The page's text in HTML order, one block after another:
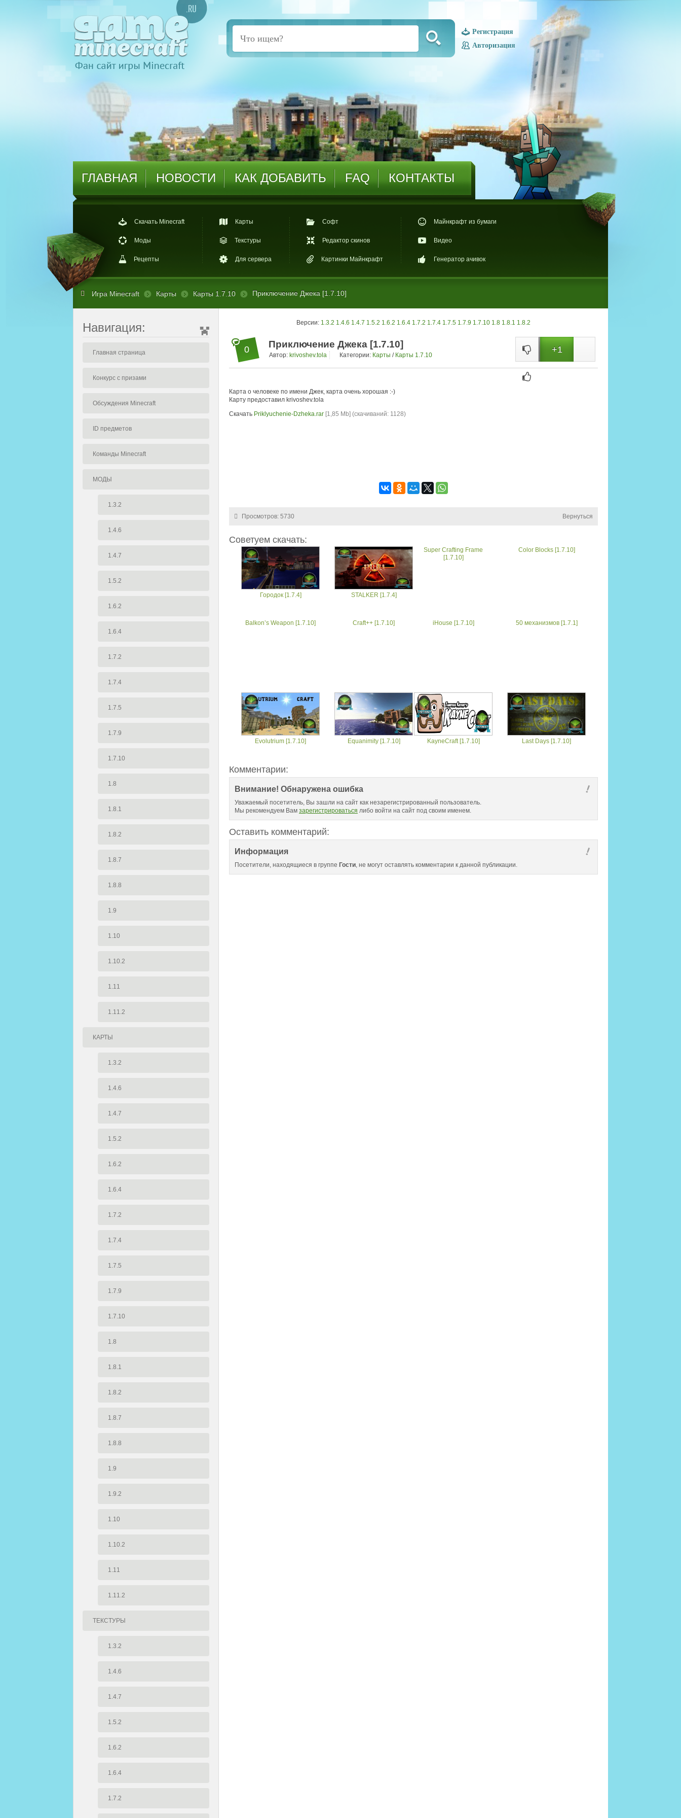
Регистрация
Авторизация
ГЛАВНАЯ НОВОСТИ КАК ДОБАВИТЬ FAQ КОНТАКТЫ
Скачать Minecraft
Моды
Рецепты
Карты
Текстуры
Для сервера
Софт
Редактор скинов
Картинки Майнкрафт
Майнкрафт из бумаги
Видео
Генератор ачивок
Игра Minecraft Карты Карты 1.7.10 Приключение Джека [1.7.10]
Навигация:
Главная страница
Конкурс с призами
Обсуждения Minecraft
ID предметов
Команды Minecraft
МОДЫ
1.3.2
1.4.6
1.4.7
1.5.2
1.6.2
1.6.4
1.7.2
1.7.4
1.7.5
1.7.9
1.7.10
1.8
1.8.1
1.8.2
1.8.7
1.8.8
1.9
1.10
1.10.2
1.11
1.11.2
КАРТЫ
1.3.2
1.4.6
1.4.7
1.5.2
1.6.2
1.6.4
1.7.2
1.7.4
1.7.5
1.7.9
1.7.10
1.8
1.8.1
1.8.2
1.8.7
1.8.8
1.9
1.9.2
1.10
1.10.2
1.11
1.11.2
ТЕКСТУРЫ
1.3.2
1.4.6
1.4.7
1.5.2
1.6.2
1.6.4
1.7.2
Версии: 1.3.2 1.4.6 1.4.7 1.5.2 1.6.2 1.6.4 1.7.2 1.7.4 1.7.5 1.7.9 1.7.10 1.8 1.8.1 1.8.2
0 Приключение Джека [1.7.10]
Автор: krivoshev.tola Категории: Карты / Карты 1.7.10
+1
Карта о человеке по имени Джек, карта очень хорошая :-)
Карту предоставил krivoshev.tola
Скачать Priklyuchenie-Dzheka.rar [1,85 Mb] (cкачиваний: 1128)
Просмотров: 5730 Вернуться
Советуем скачать:
Городок [1.7.4] STALKER [1.7.4]
Super Crafting Frame
[1.7.10]
Color Blocks [1.7.10]
Balkon’s Weapon [1.7.10] Craft++ [1.7.10] iHouse [1.7.10] 50 механизмов [1.7.1]
Evolutrium [1.7.10] Equanimity [1.7.10] KayneCraft [1.7.10] Last Days [1.7.10]
Комментарии:
Внимание! Обнаружена ошибка
Уважаемый посетитель, Вы зашли на сайт как незарегистрированный пользователь.
Мы рекомендуем Вам зарегистрироваться либо войти на сайт под своим именем.
Оставить комментарий:
Информация
Посетители, находящиеся в группе Гости , не могут оставлять комментарии к данной публикации.